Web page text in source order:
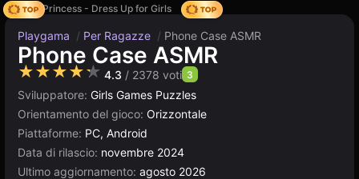
Fashion Princess - Dress Up for Girls
Hedgies
Playgama / Per Ragazze / Phone Case ASMR
Phone Case ASMR
★★★★★ 4.3 / 2378 voti 3
Sviluppatore: Girls Games Puzzles
Orientamento del gioco: Orizzontale
Piattaforme: PC, Android
Data di rilascio: novembre 2024
Ultimo aggiornamento: agosto 2026